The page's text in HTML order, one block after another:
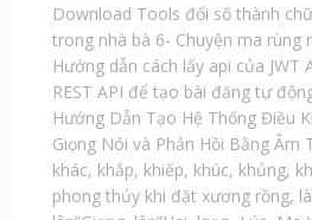
Download Tools đổi số thành chữ
trong nhà bà 6- Chuyện ma rùng
Hướng dẫn cách lấy api của JWT
REST API để tạo bài đăng tự
Hướng Dẫn Tạo Hệ Thống Điều
Giọng Nói và Phản Hồi Bằng Âm
khác, khắp, khiếp, khúc, khủng,
phong thủy khi đặt xương rồng,